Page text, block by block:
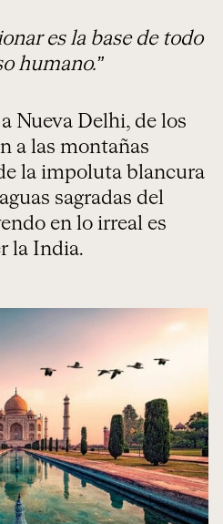
es la base de todo
humano.”
Nueva Delhi, de los
a las montañas
la impoluta blancura
sagradas del
en lo irreal es
la India.